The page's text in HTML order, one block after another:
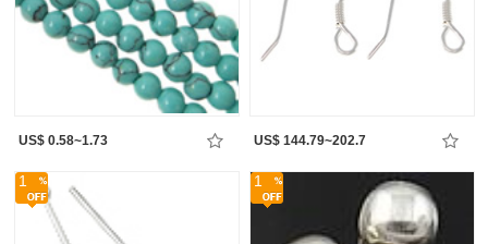
US$ 0.58~1.73 US$ 144.79~202.7
1 1